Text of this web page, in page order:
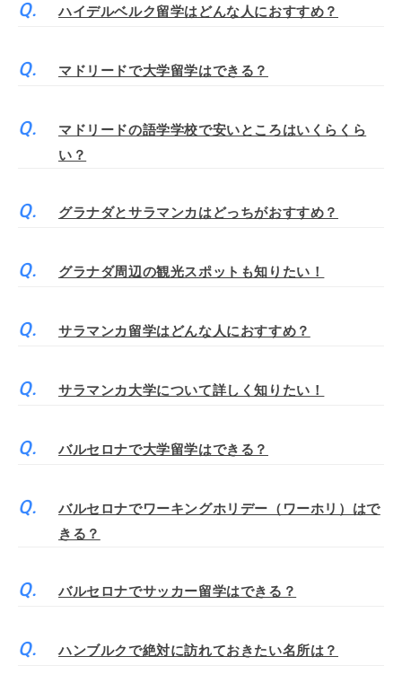
ハイデルベルク留学はどんな人におすすめ？
マドリードで大学留学はできる？
マドリードの語学学校で安いところはいくらくら
い？
グラナダとサラマンカはどっちがおすすめ？
グラナダ周辺の観光スポットも知りたい！
サラマンカ留学はどんな人におすすめ？
サラマンカ大学について詳しく知りたい！
バルセロナで大学留学はできる？
バルセロナでワーキングホリデー（ワーホリ）はで
きる？
バルセロナでサッカー留学はできる？
ハンブルクで絶対に訪れておきたい名所は？